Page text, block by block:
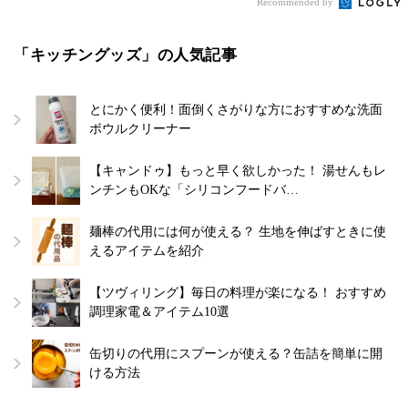
「キッチングッズ」の人気記事
とにかく便利！面倒くさがりな方におすすめな洗面
ボウルクリーナー
【キャンドゥ】もっと早く欲しかった！ 湯せんもレ
ンチンもOKな「シリコンフードバ…
麺棒の代用には何が使える？ 生地を伸ばすときに使
えるアイテムを紹介
【ツヴィリング】毎日の料理が楽になる！ おすすめ
調理家電＆アイテム10選
缶切りの代用にスプーンが使える？缶詰を簡単に開
ける方法